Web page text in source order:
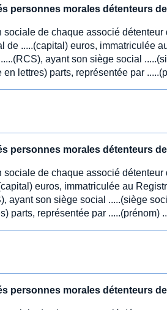
personnes morales détenteurs
sociale de chaque associé
de .....(capital) euros, immatriculée
ayant son siège social
en lettres) parts, représentée par
personnes morales détenteurs
sociale de chaque associé
euros, immatriculée au
ayant son siège social .....(siège
parts, représentée par .....(prénom)
personnes morales détenteurs